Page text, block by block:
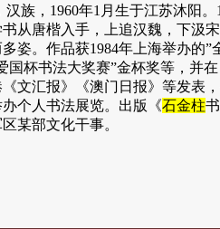
族，1960年1月生于江苏沐阳。
从唐楷入手，上追汉魏，下汲
姿。作品获1984年上海举办的”
国杯书法大奖赛”金杯奖等，并
文汇报》《澳门日报》等发表
个人书法展览。出版《石金柱
军区某部文化干事。